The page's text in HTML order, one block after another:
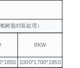
树脂封装处理）
8KW
1000*1700*1950